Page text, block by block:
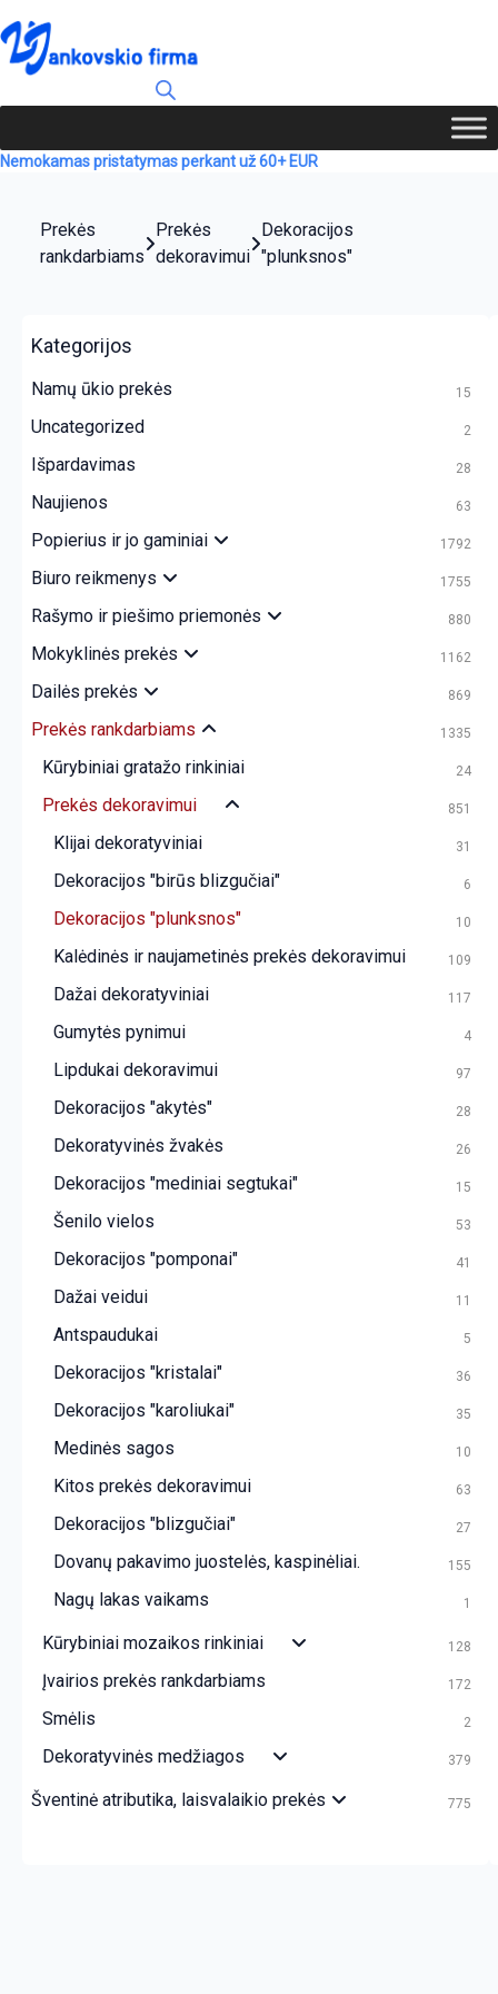
Nemokamas pristatymas perkant už 60+ EUR
Prekės
rankdarbiams
Prekės
dekoravimui
Dekoracijos
"plunksnos"
Kategorijos
Namų ūkio prekės 15
Uncategorized 2
Išpardavimas 28
Naujienos 63
Popierius ir jo gaminiai 1792
Biuro reikmenys 1755
Rašymo ir piešimo priemonės 880
Mokyklinės prekės 1162
Dailės prekės 869
Prekės rankdarbiams 1335
Kūrybiniai gratažo rinkiniai 24
Prekės dekoravimui 851
Klijai dekoratyviniai 31
Dekoracijos "birūs blizgučiai" 6
Dekoracijos "plunksnos" 10
Kalėdinės ir naujametinės prekės dekoravimui 109
Dažai dekoratyviniai 117
Gumytės pynimui 4
Lipdukai dekoravimui 97
Dekoracijos "akytės" 28
Dekoratyvinės žvakės 26
Dekoracijos "mediniai segtukai" 15
Šenilo vielos 53
Dekoracijos "pomponai" 41
Dažai veidui 11
Antspaudukai 5
Dekoracijos "kristalai" 36
Dekoracijos "karoliukai" 35
Medinės sagos 10
Kitos prekės dekoravimui 63
Dekoracijos "blizgučiai" 27
Dovanų pakavimo juostelės, kaspinėliai. 155
Nagų lakas vaikams 1
Kūrybiniai mozaikos rinkiniai 128
Įvairios prekės rankdarbiams 172
Smėlis 2
Dekoratyvinės medžiagos 379
Šventinė atributika, laisvalaikio prekės 775